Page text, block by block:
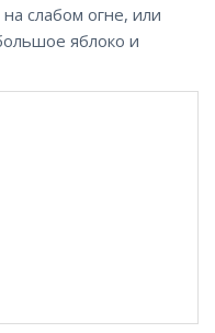
слабом огне, или
яблоко и